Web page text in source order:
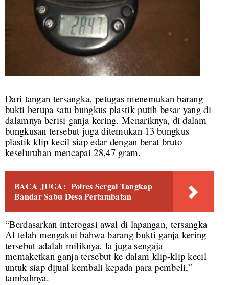
Dari tangan tersangka, petugas menemukan barang
bukti berupa satu bungkus plastik putih besar yang di
dalamnya berisi ganja kering. Menariknya, di dalam
bungkusan tersebut juga ditemukan 13 bungkus
plastik klip kecil siap edar dengan berat bruto
keseluruhan mencapai 28,47 gram.
BACA JUGA: Polres Sergai Tangkap
Bandar Sabu Desa Pertambatan
“Berdasarkan interogasi awal di lapangan, tersangka
AI telah mengakui bahwa barang bukti ganja kering
tersebut adalah miliknya. Ia juga sengaja
memaketkan ganja tersebut ke dalam klip-klip kecil
untuk siap dijual kembali kepada para pembeli,”
tambahnya.